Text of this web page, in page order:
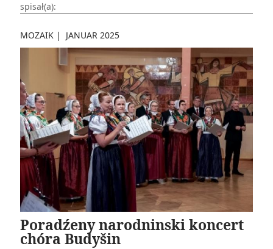
spisał(a):
MOZAIK | JANUAR 2025
Poradźeny narodninski koncert
chóra Budyšin